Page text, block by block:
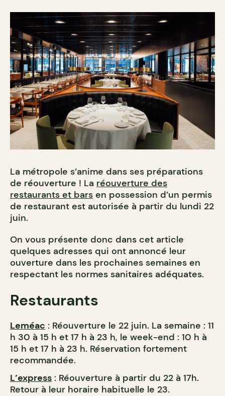
La métropole s’anime dans ses préparations
de réouverture ! La réouverture des
restaurants et bars en possession d’un permis
de restaurant est autorisée à partir du lundi 22
juin.
On vous présente donc dans cet article
quelques adresses qui ont annoncé leur
ouverture dans les prochaines semaines en
respectant les normes sanitaires adéquates.
Restaurants
Leméac : Réouverture le 22 juin. La semaine : 11
h 30 à 15 h et 17 h à 23 h⁠, le week-end : 10 h à
15 h et 17 h à 23 h⁠. Réservation fortement
recommandée.
L’express : Réouverture à partir du 22 à 17h.
Retour à leur horaire habituelle le 23.